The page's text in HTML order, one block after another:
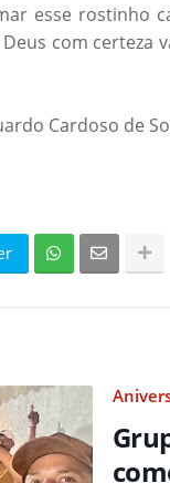
esse rostinho
com certeza
Cardoso de